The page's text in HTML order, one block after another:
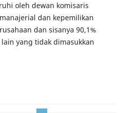
oleh dewan komisaris
dan kepemilikan
dan sisanya 90,1%
yang tidak dimasukkan